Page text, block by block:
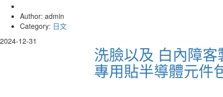
Author: admin
Category: 日文
2024-12-31
洗臉以及 白內障
專用貼半導體元件